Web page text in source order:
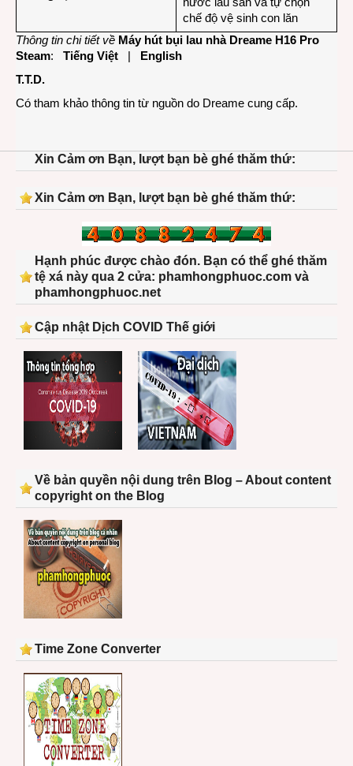
chế độ vệ sinh con lăn
Thông tin chi tiết về Máy hút bụi lau nhà Dreame H16 Pro
Steam: Tiếng Việt |
English
T.T.D.
Có tham khảo thông tin từ nguồn do Dreame cung cấp.
Xin Cảm ơn Bạn, lượt bạn bè ghé thăm thứ:
Xin Cảm ơn Bạn, lượt bạn bè ghé thăm thứ:
Hạnh phúc được chào đón. Bạn có thể ghé thăm
tệ xá này qua 2 cửa: phamhongphuoc.com và
phamhongphuoc.net
Cập nhật Dịch COVID Thế giới
Về bản quyền nội dung trên Blog – About content
copyright on the Blog
Time Zone Converter